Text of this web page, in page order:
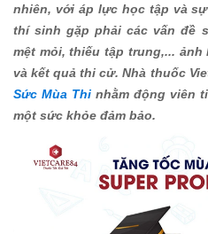
nhiên, với áp lực học tập và
thí sinh gặp phải các vấn đề
mệt mỏi, thiếu tập trung,...
và kết quả thi cử. Nhà thuốc
Sức Mùa Thinhằm động viên
một sức khỏe đảm bảo.